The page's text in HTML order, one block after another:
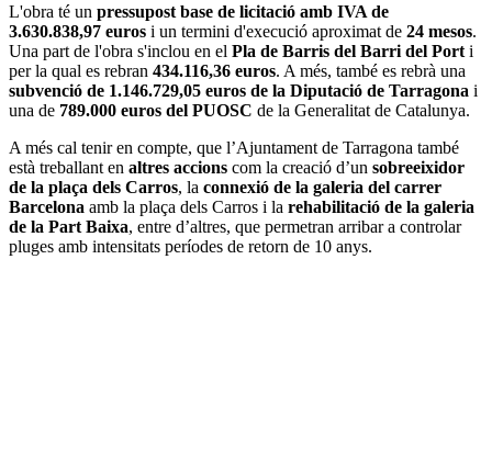
L'obra té un pressupost base de licitació amb IVA de
3.630.838,97 euros i un termini d'execució aproximat de 24 mesos.
Una part de l'obra s'inclou en el Pla de Barris del Barri del Port i
per la qual es rebran 434.116,36 euros. A més, també es rebrà una
subvenció de 1.146.729,05 euros de la Diputació de Tarragona i
una de 789.000 euros del PUOSC de la Generalitat de Catalunya.
A més cal tenir en compte, que l’Ajuntament de Tarragona també
està treballant en altres accions com la creació d’un sobreeixidor
de la plaça dels Carros, la connexió de la galeria del carrer
Barcelona amb la plaça dels Carros i la rehabilitació de la galeria
de la Part Baixa, entre d’altres, que permetran arribar a controlar
pluges amb intensitats períodes de retorn de 10 anys.